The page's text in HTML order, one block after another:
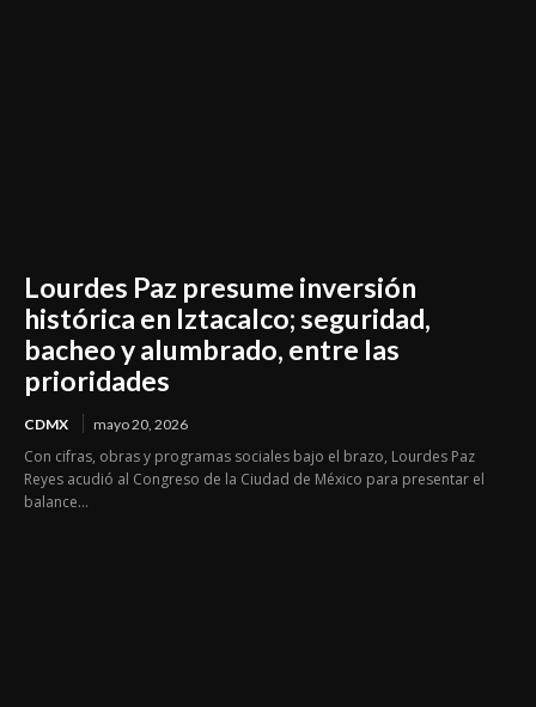
Lourdes Paz presume inversión
histórica en Iztacalco; seguridad,
bacheo y alumbrado, entre las
prioridades
CDMX mayo 20, 2026
Con cifras, obras y programas sociales bajo el brazo, Lourdes Paz
Reyes acudió al Congreso de la Ciudad de México para presentar el
balance...